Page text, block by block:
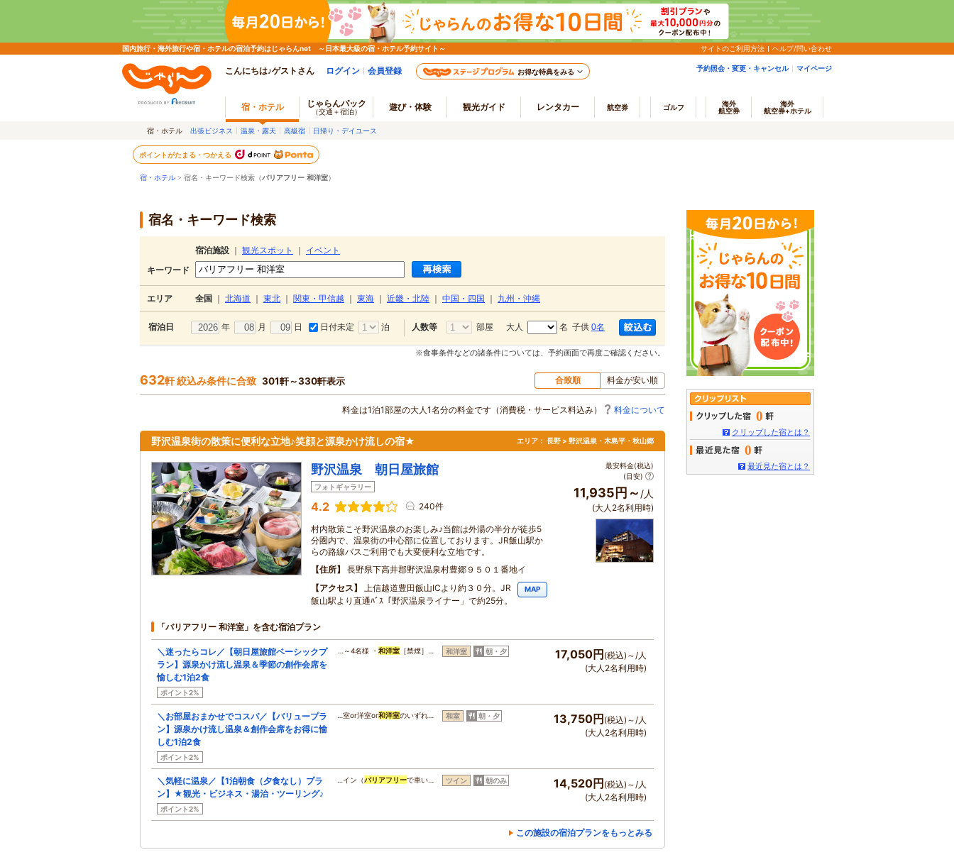
国内旅行・海外旅行や宿・ホテルの宿泊予約はじゃらんnet ～日本最大級の宿・ホテル予約サイト～ サイトのご利用方法 ヘルプ/問い合わせ
こんにちは♪ゲストさん ログイン 会員登録 お得な特典をみる 予約照会・変更・キャンセル マイページ
宿・ホテル じゃらんパック
（交通＋宿泊） 遊び・体験 観光ガイド レンタカー 航空券 ゴルフ
海外
航空券
海外
航空券+ホテル
宿・ホテル 出張ビジネス 温泉・露天 高級宿 日帰り・デイユース
ポイントがたまる・つかえる
宿・ホテル > 宿名・キーワード検索（バリアフリー 和洋室）
宿名・キーワード検索
宿泊施設 観光スポット
イベント
キーワード
エリア 全国 北海道 東北 関東・甲信越 東海 近畿・北陸 中国・四国 九州・沖縄
宿泊日 年 月 日 日付未定 泊 人数等 部屋 大人 名 子供 0名
※食事条件などの諸条件については、予約画面で再度ご確認ください。
632軒 絞込み条件に合致 301軒～330軒表示 合致順 料金が安い順
料金は1泊1部屋の大人1名分の料金です（消費税・サービス料込み） 料金について
野沢温泉街の散策に便利な立地♪笑顔と源泉かけ流しの宿★ エリア： 長野 > 野沢温泉・木島平・秋山郷
野沢温泉 朝日屋旅館
フォトギャラリー
4.2 240件
村内散策こそ野沢温泉のお楽しみ♪当館は外湯の半分が徒歩5
分圏内で、温泉街の中心部に位置しております。JR飯山駅か
らの路線バスご利用でも大変便利な立地です。
住所
長野県下高井郡野沢温泉村豊郷９５０１番地イ
アクセス
上信越道豊田飯山ICより約３０分。JR
飯山駅より直通ﾊﾞｽ「野沢温泉ライナー」で約25分。
MAP
最安料金(税込)
(目安)
11,935円～ /人
(大人2名利用時)
「バリアフリー 和洋室」を含む宿泊プラン
＼迷ったらコレ／【朝日屋旅館ベーシックプ
ラン】源泉かけ流し温泉＆季節の創作会席を
愉しむ1泊2食
ポイント2%
…～4名様 ・ 和洋室［禁煙］… 和洋室 朝・夕 17,050円 (税込)～/人
(大人2名利用時)
＼お部屋おまかせでコスパ／【バリュープラ
ン】源泉かけ流し温泉＆創作会席をお得に愉
しむ1泊2食
ポイント2%
…室or洋室or和洋室のいずれ… 和室 朝・夕 13,750円 (税込)～/人
(大人2名利用時)
＼気軽に温泉／【1泊朝食（夕食なし）プラ
ン】★観光・ビジネス・湯治・ツーリング♪
ポイント2%
…イン（バリアフリーで車い… ツイン 朝のみ 14,520円 (税込)～/人
(大人2名利用時)
この施設の宿泊プランをもっとみる
0
クリップした宿とは？
0
最近見た宿とは？